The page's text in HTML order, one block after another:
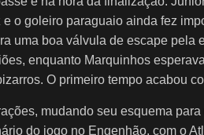
o goleiro paraguaio ainda fez
uma boa válvula de escape pela
enquanto Marquinhos
O primeiro tempo acabou
mudando seu esquema
do jogo no Engenhão, com o